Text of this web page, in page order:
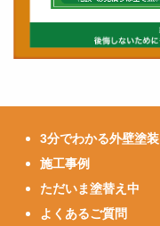
3分でわかる外壁塗装
施工事例
ただいま塗替え中
よくあるご質問